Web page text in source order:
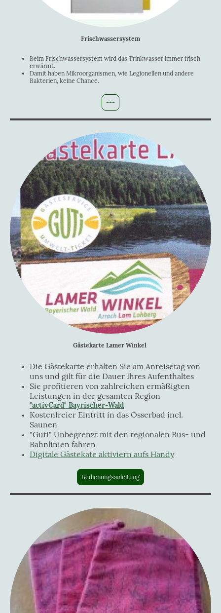
Frischwassersystem
Beim Frischwassersystem wird das Trinkwasser immer frisch
erwärmt.
Damit haben Mikroorganismen, wie Legionellen und andere
Bakterien, keine Chance.
---
Gästekarte Lamer Winkel
Die Gästekarte erhalten Sie am Anreisetag von
uns und gilt für die Dauer Ihres Aufenthaltes
Sie profitieren von zahlreichen ermäßigten
Leistungen in der gesamten Region
"activCard" Bayrischer-Wald
Kostenfreier Eintritt in das Osserbad incl.
Saunen
"Guti" Unbegrenzt mit den regionalen Bus- und
Bahnlinien fahren
Digitale Gästekate aktiviern aufs Handy
Bedienungsanleitung